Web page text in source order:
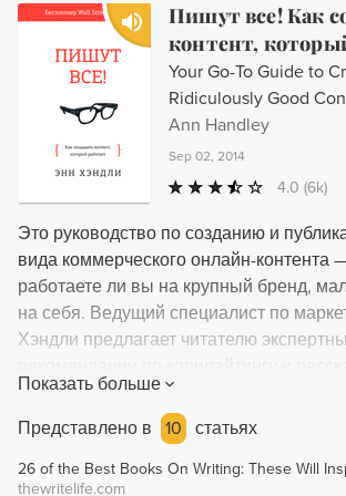
Пишут все! Как
контент,
Your Go-To Guide to
Ridiculously Good
Ann Handley
Sep 02, 2014
4.0 (6k)
Это руководство по созданию и
вида коммерческого онлайн-контента
работаете ли вы на крупный бренд,
на себя. Ведущий специалист по
Хэндли предлагает читателю
процессе и стратегии создания,
публикации контента. Уроки и правила,
излагает, можно применить ко всему
— веб-страницам, домашним и
Показать больше
Представлено в
10 статьях
26 of the Best Books On Writing: These Will
thewritelife.com